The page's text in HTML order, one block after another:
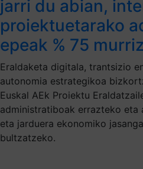
jarri du abian,
proiektuetarako
epeak % 75
Eraldaketa digitala, trantsizio
autonomia estrategikoa
Euskal AEk Proiektu
administratiboak errazteko eta
eta jarduera ekonomiko
bultzatzeko.